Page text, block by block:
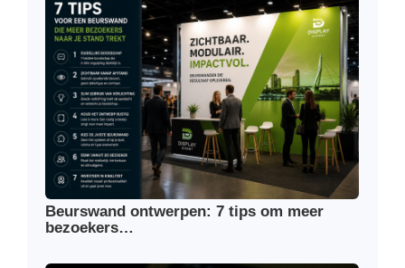
Beurswand ontwerpen: 7 tips om meer
bezoekers…